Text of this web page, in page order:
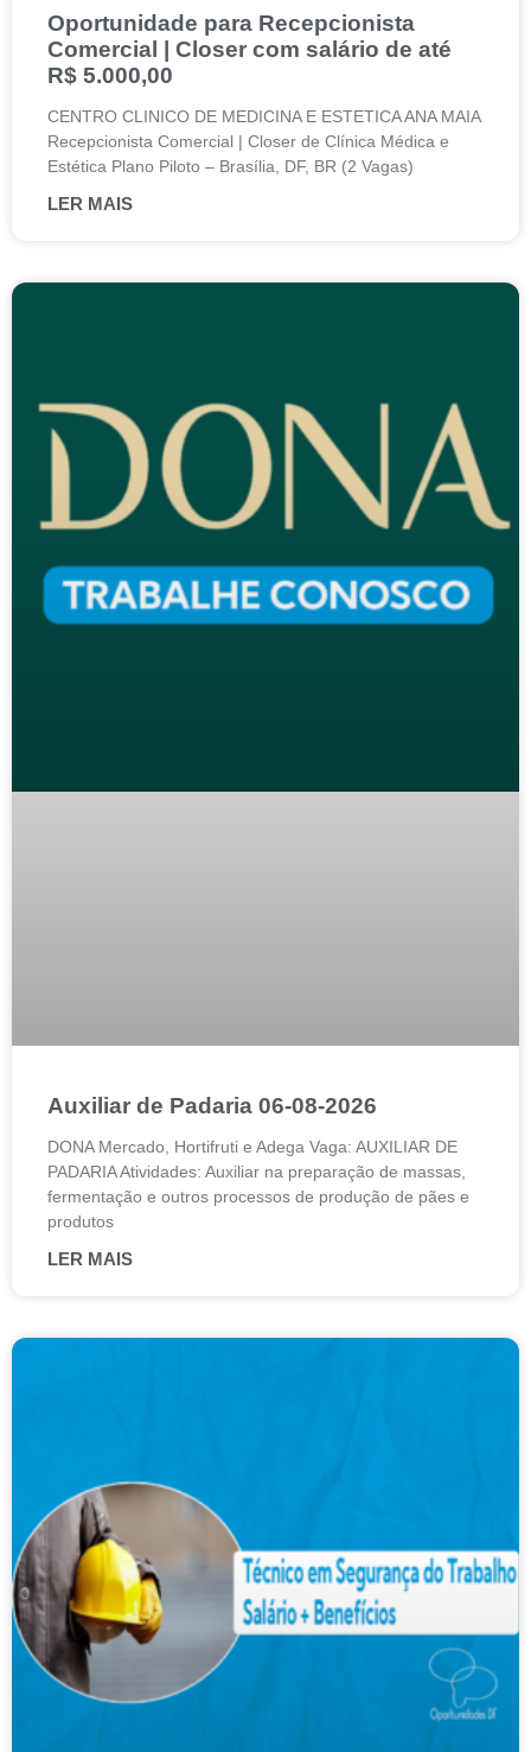
Oportunidade para Recepcionista
Comercial | Closer com salário de até
R$ 5.000,00
CENTRO CLINICO DE MEDICINA E ESTETICA ANA MAIA
Recepcionista Comercial | Closer de Clínica Médica e
Estética Plano Piloto – Brasília, DF, BR (2 Vagas)
LER MAIS
Auxiliar de Padaria 06-08-2026
DONA Mercado, Hortifruti e Adega Vaga: AUXILIAR DE
PADARIA Atividades: Auxiliar na preparação de massas,
fermentação e outros processos de produção de pães e
produtos
LER MAIS